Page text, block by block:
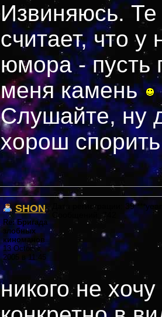
Извиняюсь.
считает, что у
юмора - пусть
меня камень
Слушайте, ну
хорош
SHON
Re: Бригада
злобных
киноманов
13 October,
2005 в 11:45
Дата регистрации: 39
Сообщений: 742
никого не